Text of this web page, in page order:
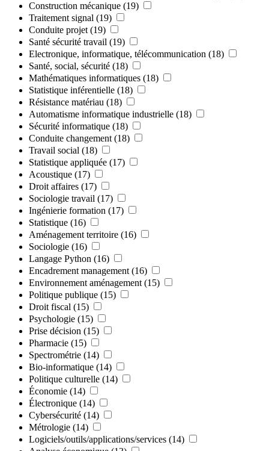
Construction mécanique (19)
Traitement signal (19)
Conduite projet (19)
Santé sécurité travail (19)
Electronique, informatique, télécommunication (18)
Santé, social, sécurité (18)
Mathématiques informatiques (18)
Statistique inférentielle (18)
Résistance matériau (18)
Automatisme informatique industrielle (18)
Sécurité informatique (18)
Conduite changement (18)
Travail social (18)
Statistique appliquée (17)
Acoustique (17)
Droit affaires (17)
Sociologie travail (17)
Ingénierie formation (17)
Statistique (16)
Aménagement territoire (16)
Sociologie (16)
Langage Python (16)
Encadrement management (16)
Environnement aménagement (15)
Politique publique (15)
Droit fiscal (15)
Psychologie (15)
Prise décision (15)
Pharmacie (15)
Spectrométrie (14)
Bio-informatique (14)
Politique culturelle (14)
Économie (14)
Électronique (14)
Cybersécurité (14)
Métrologie (14)
Logiciels/outils/applications/services (14)